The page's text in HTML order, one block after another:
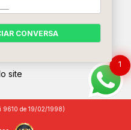
site
9610 de 19/02/1998)
1
CONVERSA